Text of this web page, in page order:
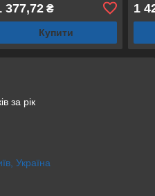
377,72₴
Купити
1
за рік
Україна